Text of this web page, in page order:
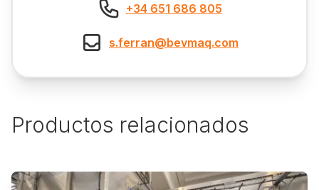
+34 651 686 805
s.ferran@bevmaq.com
Productos relacionados